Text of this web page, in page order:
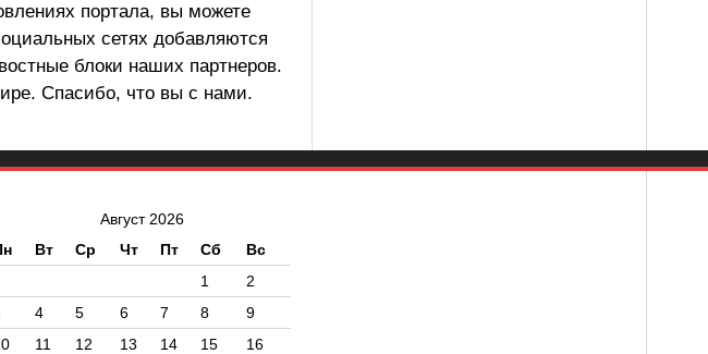
портала, вы можете
сетях добавляются
блоки наших партнеров.
Спасибо, что вы с нами.
Август 2026
Вт Ср Чт Пт Сб Вс
1
2
4 5 6 7 8
9
11 12 13 14 15
16